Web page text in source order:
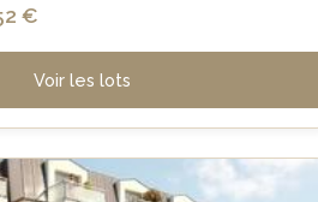
€
Voir les lots